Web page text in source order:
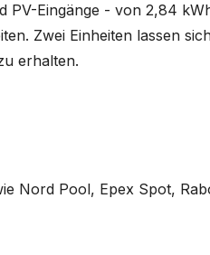
Eingänge - von 2,84
Zwei Einheiten lassen
erhalten.
Nord Pool, Epex Spot,